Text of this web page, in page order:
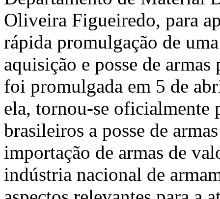
Oliveira Figueiredo, para
rápida promulgação de
aquisição e posse de
foi promulgada em 5 de
ela, tornou-se oficialmente
brasileiros a posse de
importação de armas de
indústria nacional de